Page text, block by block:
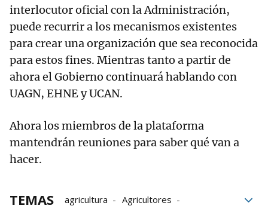
interlocutor oficial con la Administración,
puede recurrir a los mecanismos existentes
para crear una organización que sea reconocida
para estos fines. Mientras tanto a partir de
ahora el Gobierno continuará hablando con
UAGN, EHNE y UCAN.
Ahora los miembros de la plataforma
mantendrán reuniones para saber qué van a
hacer.
TEMAS agricultura
Agricultores